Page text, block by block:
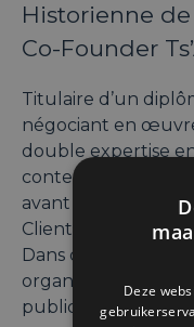
Historienne de
Co-Founder
Titulaire d’un
négociant en
double expertise
contemporain. Elle
avant d’intégrer
Clientèle Privée et
Dans ces
organisé de
publics ainsi que
Deze